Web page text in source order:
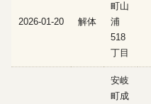
2026-01-20 解体
町山
浦
518
丁目
安岐
町成